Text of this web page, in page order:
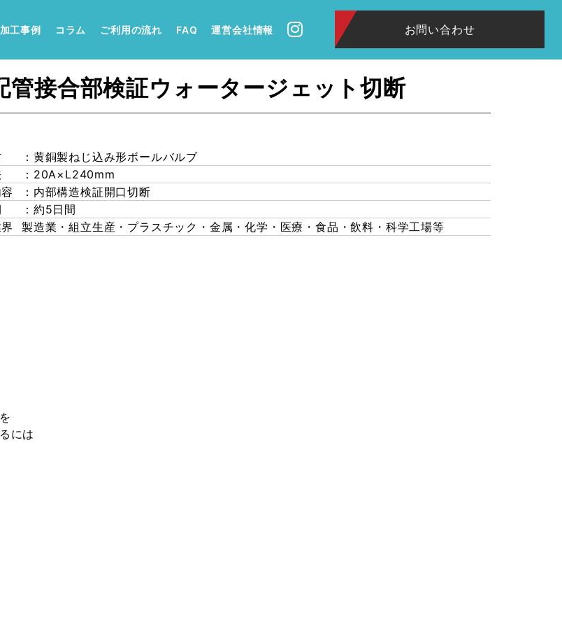
お問い合わせ
加工事例 コラム ご利用の流れ FAQ 運営会社情報
管接合部検証ウォータージェット切断
：黄銅製ねじ込み形ボールバルブ
：20A×L240mm
：内部構造検証開口切断
：約5日間
製造業・組立生産・プラスチック・金属・化学・医療・食品・飲料・科学工場等
には